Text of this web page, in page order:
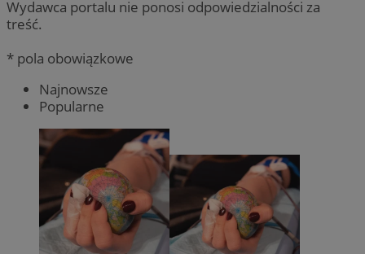
Wydawca portalu nie ponosi odpowiedzialności za
treść.
* pola obowiązkowe
Najnowsze
Popularne